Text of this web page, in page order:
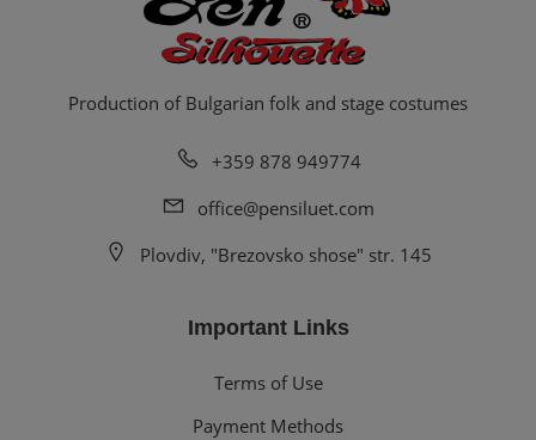
Production of Bulgarian folk and stage costumes
+359 878 949774
office@pensiluet.com
Plovdiv, "Brezovsko shose" str. 145
Important Links
Terms of Use
Payment Methods